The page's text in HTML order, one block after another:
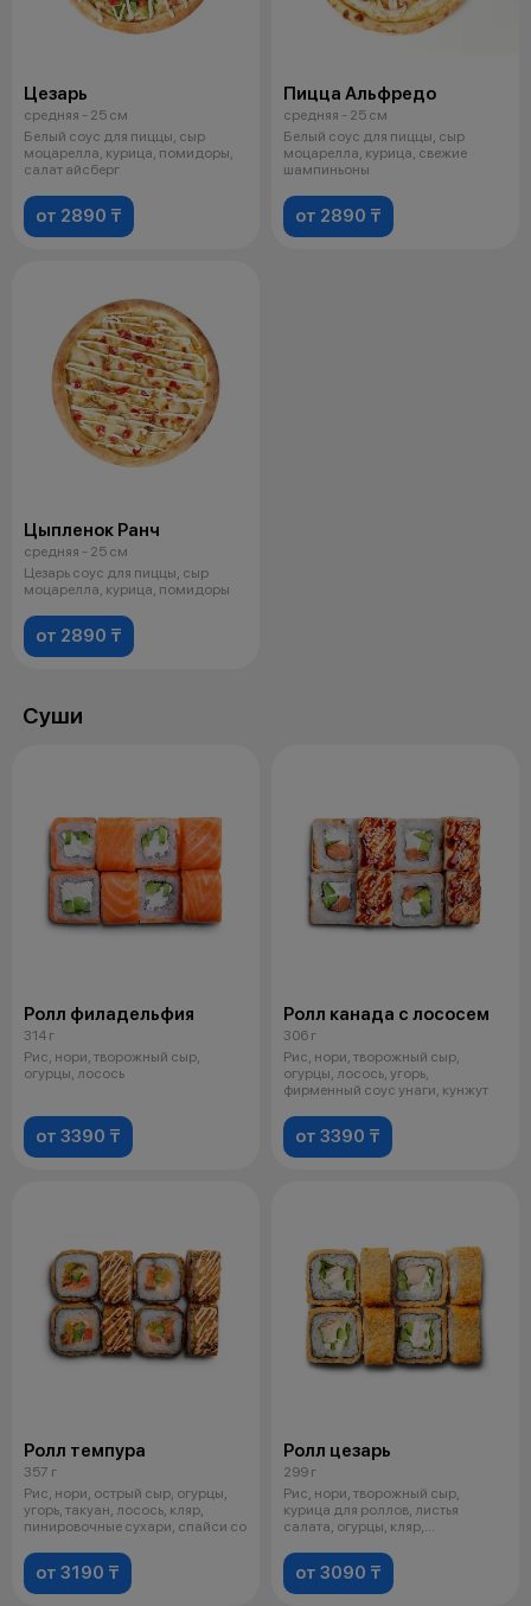
Цезарь
средняя - 25 см
Белый соус для пиццы, сыр
моцарелла, курица, помидоры,
салат айсберг
от 2890 ₸
Пицца Альфредо
средняя - 25 см
Белый соус для пиццы, сыр
моцарелла, курица, свежие
шампиньоны
от 2890 ₸
Цыпленок Ранч
средняя - 25 см
Цезарь соус для пиццы, сыр
моцарелла, курица, помидоры
от 2890 ₸
Суши
Ролл филадельфия
314 г
Рис, нори, творожный сыр,
огурцы, лосось
от 3390 ₸
Ролл канада с лососем
306 г
Рис, нори, творожный сыр,
огурцы, лосось, угорь,
фирменный соус унаги, кунжут
от 3390 ₸
Ролл темпура
357 г
Рис, нори, острый сыр, огурцы,
угорь, такуан, лосось, кляр,
пинировочные сухари, спайси со
от 3190 ₸
Ролл цезарь
299 г
Рис, нори, творожный сыр,
курица для роллов, листья
салата, огурцы, кляр,
от 3090 ₸